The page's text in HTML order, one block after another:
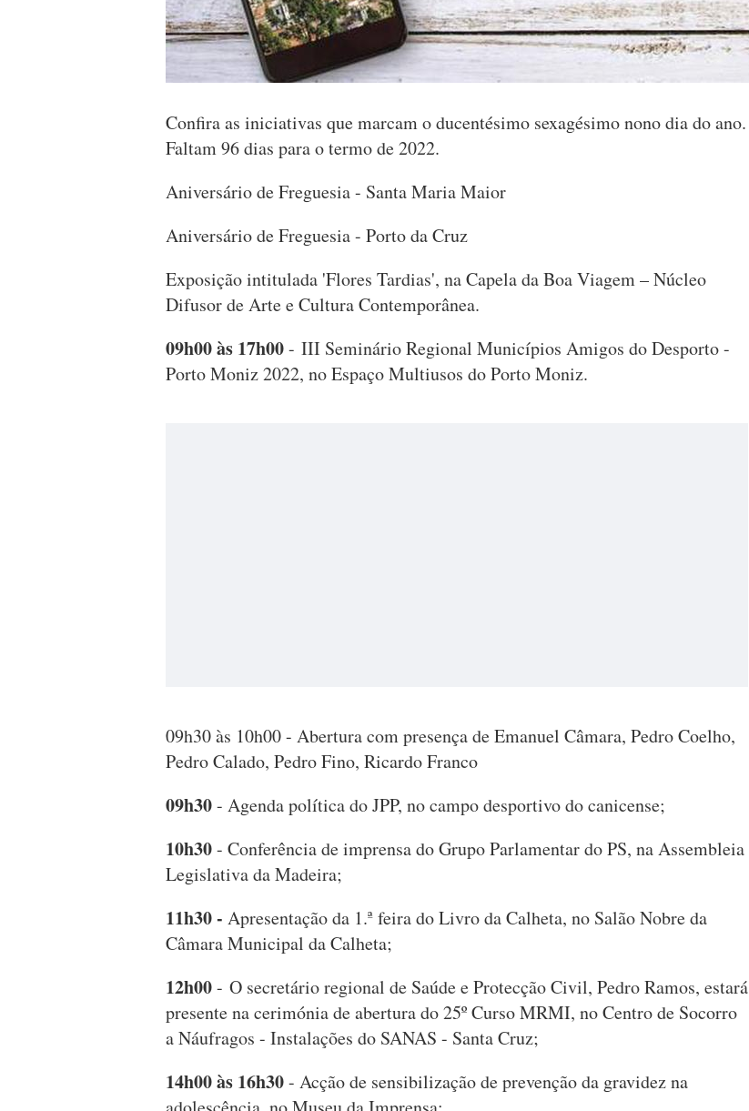
Confira as iniciativas que marcam o ducentésimo sexagésimo nono dia do ano.
Faltam 96 dias para o termo de 2022.
Aniversário de Freguesia - Santa Maria Maior
Aniversário de Freguesia - Porto da Cruz
Exposição intitulada 'Flores Tardias', na Capela da Boa Viagem – Núcleo
Difusor de Arte e Cultura Contemporânea.
09h00 às 17h00- III Seminário Regional Municípios Amigos do Desporto -
Porto Moniz 2022, no Espaço Multiusos do Porto Moniz.
09h30 às 10h00 - Abertura com presença de Emanuel Câmara, Pedro Coelho,
Pedro Calado, Pedro Fino, Ricardo Franco
09h30- Agenda política do JPP, no campo desportivo do canicense;
10h30- Conferência de imprensa do Grupo Parlamentar do PS, na Assembleia
Legislativa da Madeira;
11h30 - Apresentação da 1.ª feira do Livro da Calheta, no Salão Nobre da
Câmara Municipal da Calheta;
12h00- O secretário regional de Saúde e Protecção Civil, Pedro Ramos, estará
presente na cerimónia de abertura do 25º Curso MRMI, no Centro de Socorro
a Náufragos - Instalações do SANAS - Santa Cruz;
14h00 às 16h30- Acção de sensibilização de prevenção da gravidez na